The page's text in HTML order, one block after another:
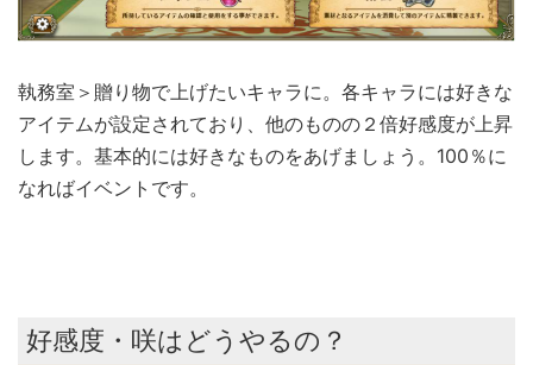
執務室＞贈り物で上げたいキャラに。各キャラには好きな
アイテムが設定されており、他のものの２倍好感度が上昇
します。基本的には好きなものをあげましょう。100％に
なればイベントです。
好感度・咲はどうやるの？